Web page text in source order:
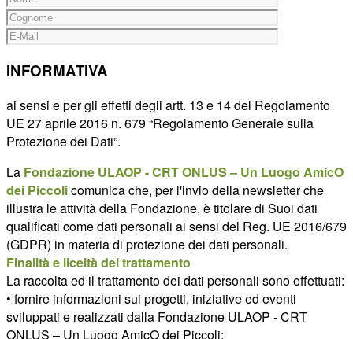
INFORMATIVA
ai sensi e per gli effetti degli artt. 13 e 14 del Regolamento
UE 27 aprile 2016 n. 679 “Regolamento Generale sulla
Protezione dei Dati”.
La Fondazione ULAOP - CRT ONLUS – Un Luogo AmicO
dei Piccolicomunica che, per l'invio della newsletter che
illustra le attività della Fondazione, è titolare di Suoi dati
qualificati come dati personali ai sensi del Reg. UE 2016/679
(GDPR) in materia di protezione dei dati personali.
Finalità e liceità del trattamento
La raccolta ed il trattamento dei dati personali sono effettuati:
• fornire informazioni sui progetti, iniziative ed eventi
sviluppati e realizzati dalla Fondazione ULAOP - CRT
ONLUS – Un Luogo AmicO dei Piccoli;